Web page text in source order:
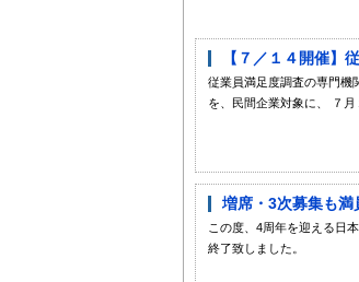
【７／１４開催】
従業員満足度調査の専門機
を、民間企業対象に、 ７月
増席・3次募集も
この度、4周年を迎える日
終了致しました。